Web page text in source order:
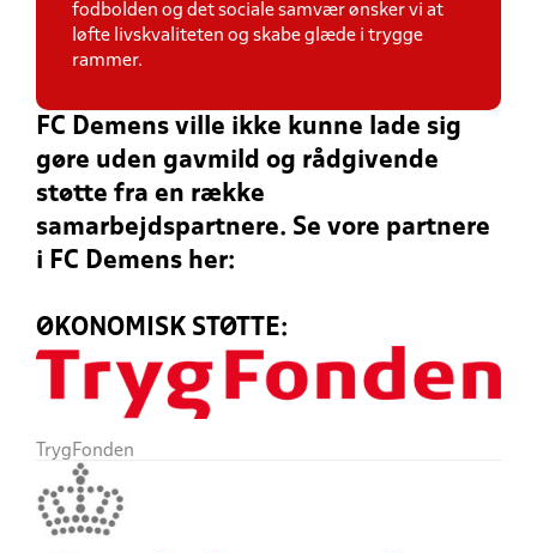
fodbolden og det sociale samvær ønsker vi at
løfte livskvaliteten og skabe glæde i trygge
rammer.
FC Demens ville ikke kunne lade sig
gøre uden gavmild og rådgivende
støtte fra en række
samarbejdspartnere. Se vore partnere
i FC Demens her:
ØKONOMISK STØTTE:
TrygFonden